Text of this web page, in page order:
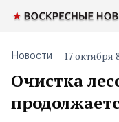
Очистка
Новости 17 октября